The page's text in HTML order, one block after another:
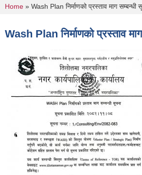
You are here
Home » Wash Plan निर्माणको प्रस्ताव माग सम्बन्धी
Wash Plan निर्माणको प्रस्ताव